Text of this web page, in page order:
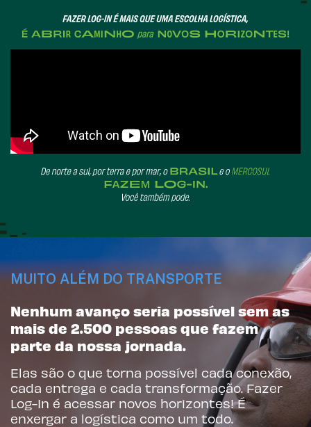
MUITO ALÉM DO TRANSPORTE
Nenhum avanço seria possível sem as
mais de 2.500 pessoas que fazem
parte da nossa jornada.
Elas são o que torna possível cada conexão,
cada entrega e cada transformação. Fazer
Log-In é acessar novos horizontes! É
enxergar a logística como um todo.